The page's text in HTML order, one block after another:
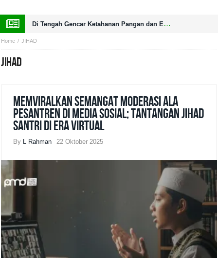
Di Tengah Gencar Ketahanan Pangan dan Energi, Jangan Lupakan Ketahanan Ideologi dan Literasi
Home JIHAD
JIHAD
Memviralkan Semangat Moderasi ala
Pesantren di Media Sosial; Tantangan Jihad
Santri di Era Virtual
By L Rahman 22 Oktober 2025